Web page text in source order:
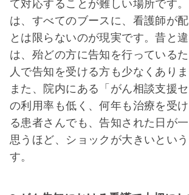
て対応することが難しい場所です
は、すべてのブースに、看護師が
とは限らないのが現実です。昔と
は、殆どの方に告知を行っている
人で告知を受ける方も少なくありま
また、院内にある「がん相談支援
の利用率も低く、何年も治療を受
る患者さんでも、告知された日が
思うほど、ショックが大きいとい
す。